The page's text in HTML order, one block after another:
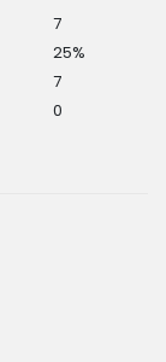
7
25%
7
0